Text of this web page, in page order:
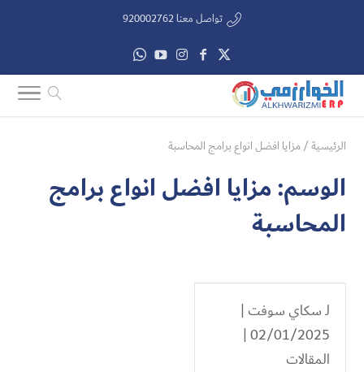
تواصل معنا 920002762
الرئيسية/مزايا افضل انواع برامج المحاسبة
الوسم:مزايا افضل انواع برامج
المحاسبة
لـسكاي سوفت |
02/01/2025 |
المقالات